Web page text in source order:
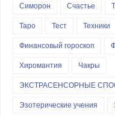
Симорон
Счастье
Таро
Тест Техники
Финансовый гороскоп
Хиромантия
Чакры
ЭКСТРАСЕНСОРНЫЕ
Эзотерические учения